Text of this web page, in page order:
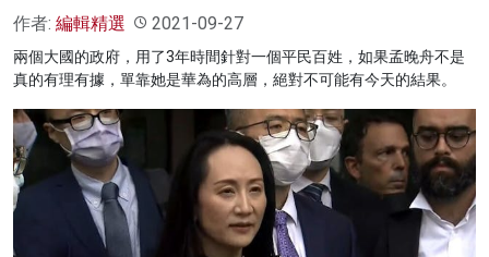
作者: 編輯精選 2021-09-27
兩個大國的政府，用了3年時間針對一個平民百姓，如果孟晚舟不是
真的有理有據，單靠她是華為的高層，絕對不可能有今天的結果。